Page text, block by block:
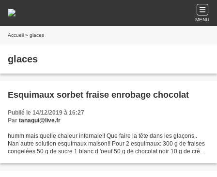
MENU
Accueil » glaces
glaces
Esquimaux sorbet fraise enrobage chocolat
Publié le 14/12/2019 à 16:27
Par tanagui@live.fr
humm mais quelle chaleur infernale!! Que faire la tête dans les glaçons..
Nan autre solution esquimaux maison!! Pour 2 esquimaux: 300 g de fraises
congelées 50 g de sucre 1 blanc d 'oeuf 50 g de chocolat noir 10 g de crème